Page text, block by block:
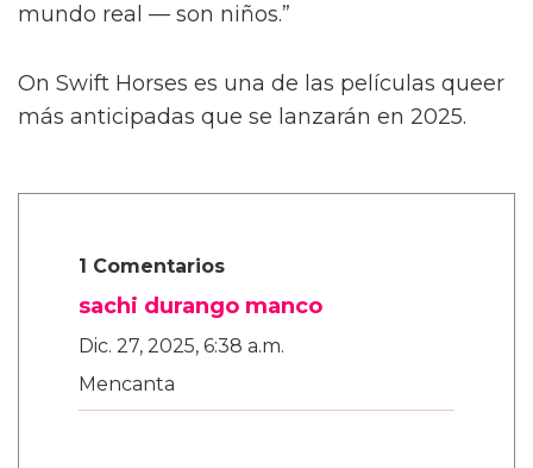
mundo real — son niños.”
On Swift Horses es una de las películas queer
más anticipadas que se lanzarán en 2025.
1 Comentarios
sachi durango manco
Dic. 27, 2025, 6:38 a.m.
Mencanta